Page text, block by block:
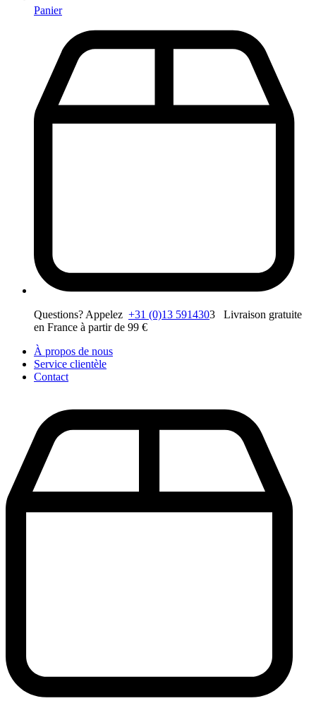
Panier
Questions? Appelez +31 (0)13 5914303 Livraison gratuite
en France à partir de 99 €
À propos de nous
Service clientèle
Contact